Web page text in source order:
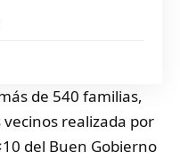
de 540 familias,
realizada por
del Buen Gobierno